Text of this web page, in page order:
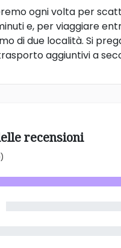
ogni volta per
e, per viaggiare
di due località. Si
aggiuntivi a
recensioni